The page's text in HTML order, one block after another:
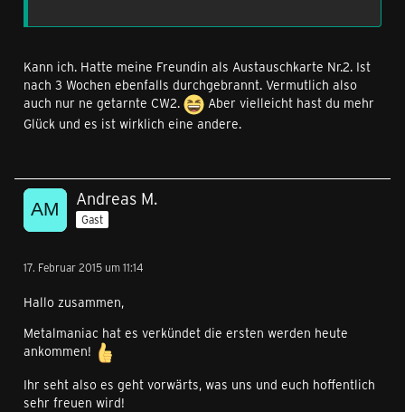
Kann ich. Hatte meine Freundin als Austauschkarte Nr.2. Ist
nach 3 Wochen ebenfalls durchgebrannt. Vermutlich also
auch nur ne getarnte CW2.
Aber vielleicht hast du mehr
Glück und es ist wirklich eine andere.
Andreas M.
Gast
17. Februar 2015 um 11:14
Hallo zusammen,
Metalmaniac hat es verkündet die ersten werden heute
ankommen!
Ihr seht also es geht vorwärts, was uns und euch hoffentlich
sehr freuen wird!